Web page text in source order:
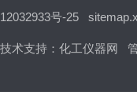
12032933号-25
技术支持： 化工仪器网